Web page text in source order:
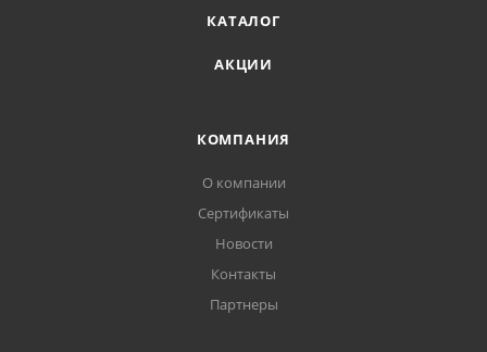
КАТАЛОГ
АКЦИИ
КОМПАНИЯ
О компании
Сертификаты
Новости
Контакты
Партнеры